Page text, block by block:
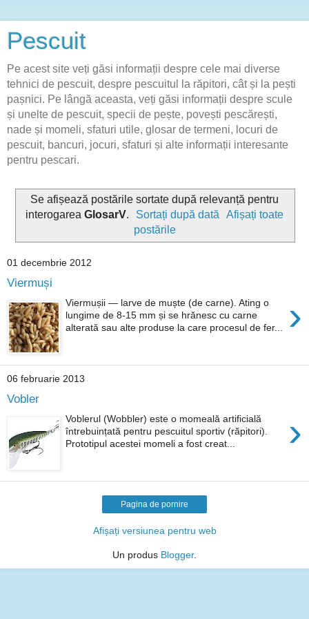
Pescuit
Pe acest site veți găsi informații despre cele mai diverse
tehnici de pescuit, despre pescuitul la răpitori, cât și la pești
pașnici. Pe lângă aceasta, veți găsi informații despre scule
și unelte de pescuit, specii de pește, povești pescărești,
nade și momeli, sfaturi utile, glosar de termeni, locuri de
pescuit, bancuri, jocuri, sfaturi și alte informații interesante
pentru pescari.
Se afișează postările sortate după relevanță pentru
interogarea GlosarV. Sortați după dată
Afișați toate
postările
01 decembrie 2012
Viermuși
›
Viermușii — larve de muște (de carne). Ating o
lungime de 8-15 mm și se hrănesc cu carne
alterată sau alte produse la care procesul de fer...
06 februarie 2013
Vobler
›
Voblerul (Wobbler) este o momeală artificială
întrebuințată pentru pescuitul sportiv (răpitori).
Prototipul acestei momeli a fost creat...
Pagina de pornire
Afișați versiunea pentru web
Un produs Blogger.